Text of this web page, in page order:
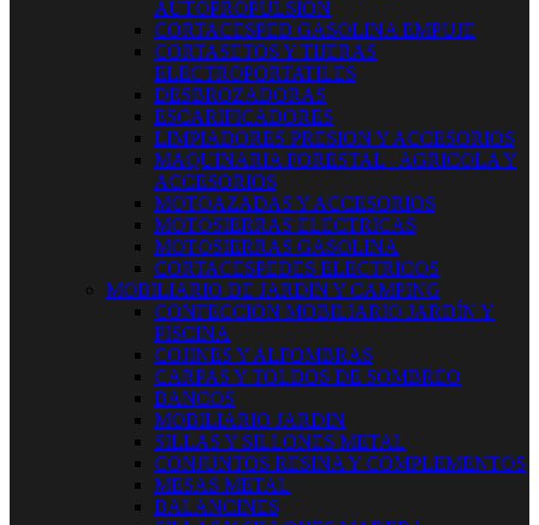
AUTOPROPULSION
CORTACESPED GASOLINA EMPUJE
CORTASETOS Y TIJERAS
ELECTROPORTATILES
DESBROZADORAS
ESCARIFICADORES
LIMPIADORES PRESION Y ACCESORIOS
MAQUINARIA FORESTAL - AGRICOLA Y
ACCESORIOS
MOTOAZADAS Y ACCESORIOS
MOTOSIERRAS ELECTRICAS
MOTOSIERRAS GASOLINA
CORTACESPEDES ELECTRICOS
MOBILIARIO DE JARDIN Y CAMPING
CONFECCION MOBILIARIO JARDÍN Y
PISCINA
COJINES Y ALFOMBRAS
CARPAS Y TOLDOS DE SOMBREO
BANCOS
MOBILIARIO JARDIN
SILLAS Y SILLONES METAL
CONJUNTOS RESINA Y COMPLEMENTOS
MESAS METAL
BALANCINES